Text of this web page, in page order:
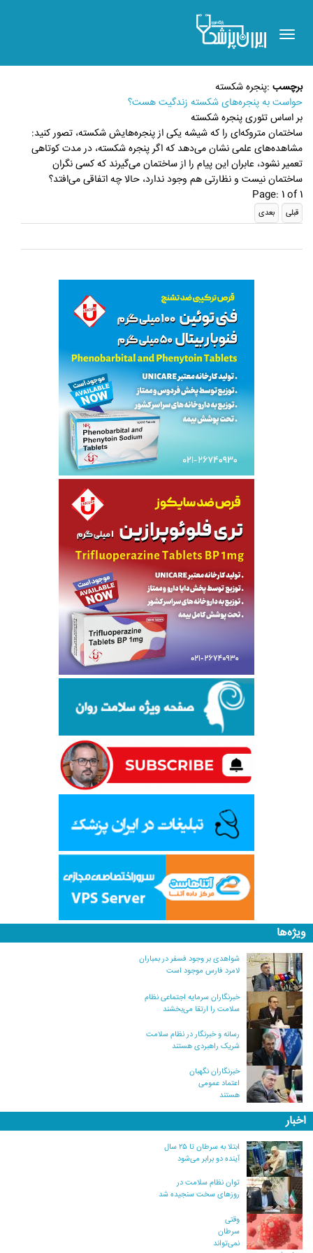
Toggle
navigation
برچسب :پنجره شکسته
حواست به پنجره‌های شکسته زندگیت هست؟
بر اساس تئوری پنجره شکسته
ساختمان متروکه‌ای را که شیشه یکی از پنجره‌هایش شکسته، تصور کنید:
مشاهده‌های علمی نشان می‌دهد که اگر پنجره شکسته، در مدت کوتاهی
تعمیر نشود، عابران این پیام را از ساختمان می‌گیرند که کسی نگران
ساختمان نیست و نظارتی هم وجود ندارد، حالا چه اتفاقی می‌افتد؟
Page: 1 of 1
ویژه‌ها
شواهدی بر وجود فسفر در بمباران
لامرد فارس موجود است
خبرنگاران سرمایه اجتماعی نظام
سلامت را ارتقا می‌بخشند
رسانه و خبرنگار در نظام سلامت
شریک راهبردی هستند
خبرنگاران نگهبان
اعتماد عمومی
هستند
اخبار
ابتلا به سرطان تا ۲۵ سال
آینده دو برابر می‌شود
توان نظام سلامت در
روزهای سخت سنجیده شد
وقتی
سرطان
نمی‌تواند